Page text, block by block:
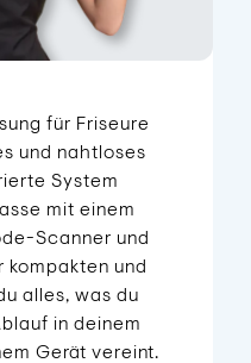
für Friseure
und nahtloses
System
mit einem
Scanner und
kompakten und
alles, was du
in deinem
Gerät vereint.